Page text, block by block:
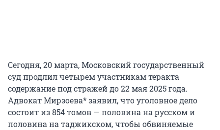
Сегодня, 20 марта, Московский государственный
суд продлил четырем участникам теракта
содержание под стражей до 22 мая 2025 года.
Адвокат Мирзоева* заявил, что уголовное дело
состоит из 854 томов — половина на русском и
половина на таджикском, чтобы обвиняемые